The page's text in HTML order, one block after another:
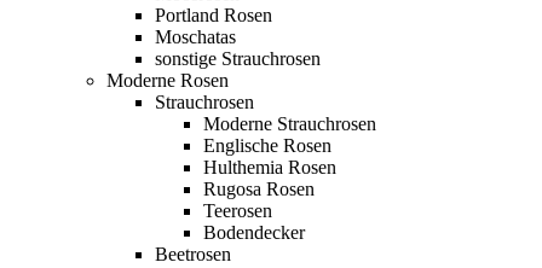
Portland Rosen
Moschatas
sonstige Strauchrosen
Moderne Rosen
Strauchrosen
Moderne Strauchrosen
Englische Rosen
Hulthemia Rosen
Rugosa Rosen
Teerosen
Bodendecker
Beetrosen